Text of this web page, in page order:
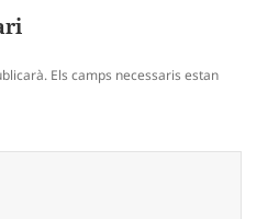
Els camps necessaris estan